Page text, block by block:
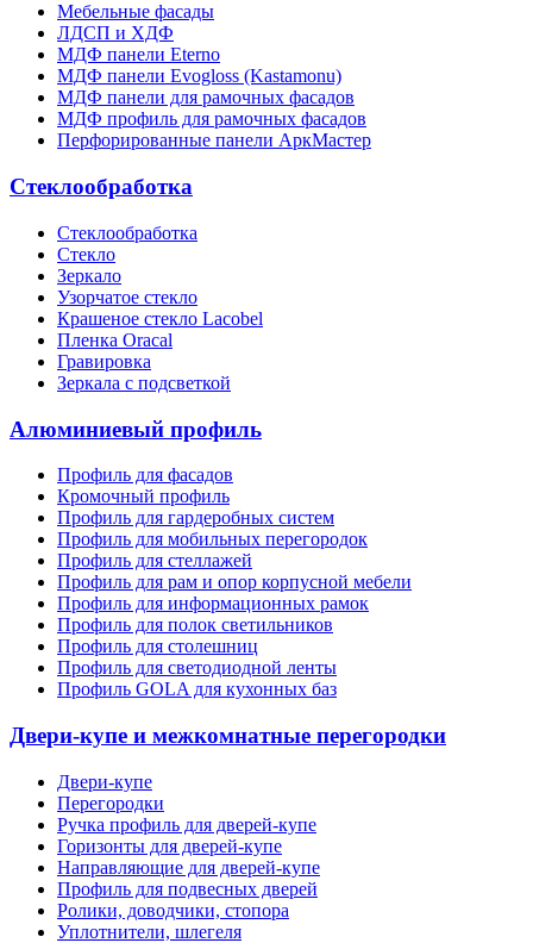
Мебельные фасады
ЛДСП и ХДФ
МДФ панели Eterno
МДФ панели Evogloss (Kastamonu)
МДФ панели для рамочных фасадов
МДФ профиль для рамочных фасадов
Перфорированные панели АркМастер
Стеклообработка
Стеклообработка
Стекло
Зеркало
Узорчатое стекло
Крашеное стекло Lacobel
Пленка Oracal
Гравировка
Зеркала с подсветкой
Алюминиевый профиль
Профиль для фасадов
Кромочный профиль
Профиль для гардеробных систем
Профиль для мобильных перегородок
Профиль для стеллажей
Профиль для рам и опор корпусной мебели
Профиль для информационных рамок
Профиль для полок светильников
Профиль для столешниц
Профиль для светодиодной ленты
Профиль GOLA для кухонных баз
Двери-купе и межкомнатные перегородки
Двери-купе
Перегородки
Ручка профиль для дверей-купе
Горизонты для дверей-купе
Направляющие для дверей-купе
Профиль для подвесных дверей
Ролики, доводчики, стопора
Уплотнители, шлегеля